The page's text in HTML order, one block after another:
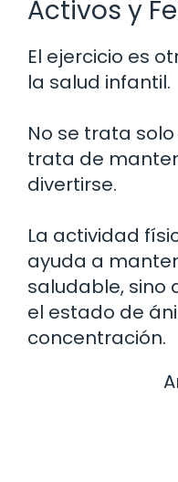
Activos y
El ejercicio es
la salud infantil.
No se trata
trata de
divertirse.
La actividad
ayuda a
saludable, sino
el estado de
concentración.